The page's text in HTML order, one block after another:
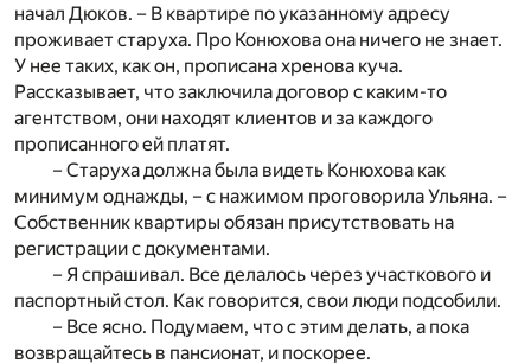
начал Дюков. – В квартире по указанному адресу
проживает старуха. Про Конюхова она ничего не знает.
У нее таких, как он, прописана хренова куча.
Рассказывает, что заключила договор с каким-то
агентством, они находят клиентов и за каждого
прописанного ей платят.
– Старуха должна была видеть Конюхова как
минимум однажды, – с нажимом проговорила Ульяна. –
Собственник квартиры обязан присутствовать на
регистрации с документами.
– Я спрашивал. Все делалось через участкового и
паспортный стол. Как говорится, свои люди подсобили.
– Все ясно. Подумаем, что с этим делать, а пока
возвращайтесь в пансионат, и поскорее.